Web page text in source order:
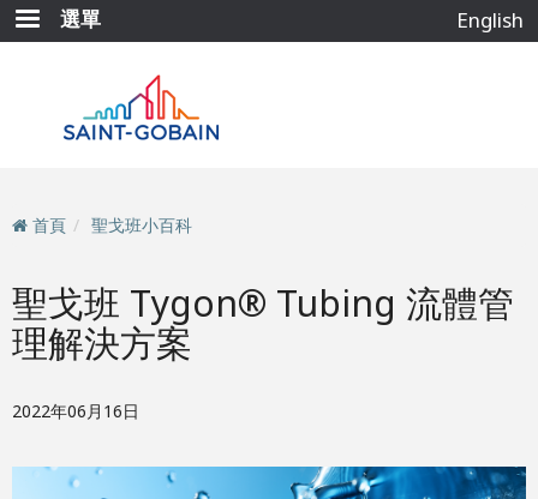
移
至
選單 English
首頁 聖戈班小百科
聖戈班 Tygon® Tubing 流體管
理解決方案
2022年06月16日